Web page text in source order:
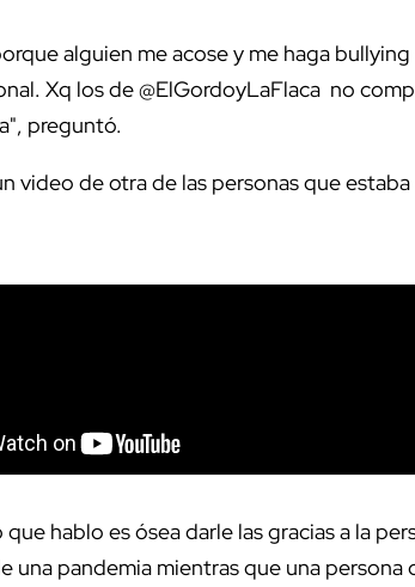
alguien me acose y me haga
Xq los de @ElGordoyLaFlaca no
preguntó.
video de otra de las personas que
hablo es ósea darle las gracias a la
una pandemia mientras que una persona